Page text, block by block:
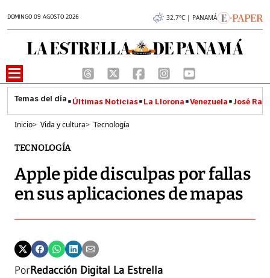
DOMINGO 09 AGOSTO 2026 32.7°C | PANAMÁ
Últimas Noticias La Llorona Venezuela José
Inicio> Vida y cultura> Tecnología
TECNOLOGÍA
Apple pide disculpas por fallas
en sus aplicaciones de mapas
PorRedacción Digital La Estrella